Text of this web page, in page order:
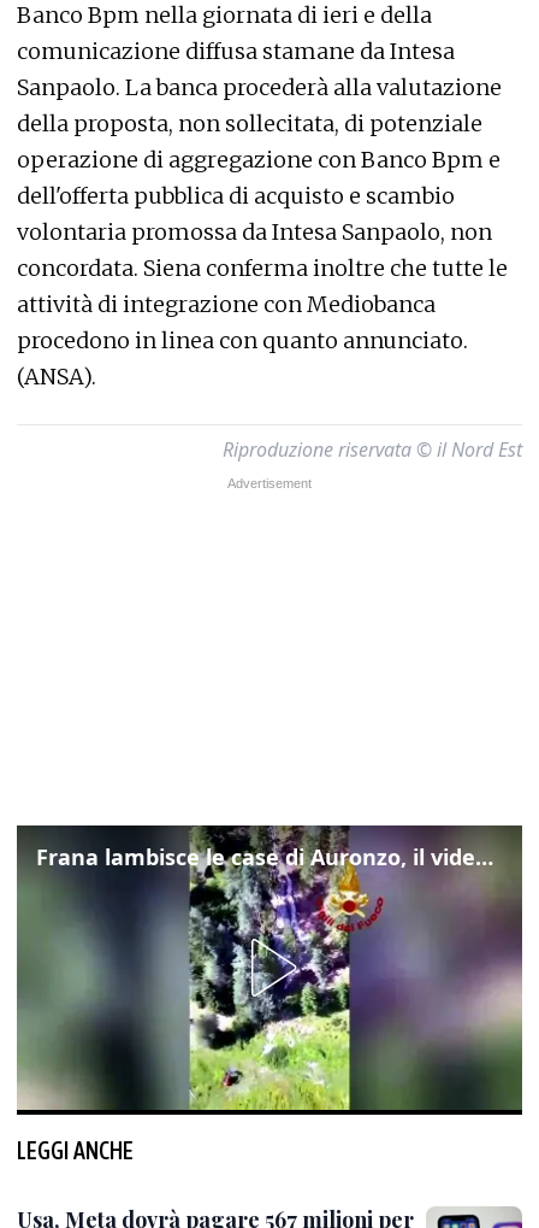
Banco Bpm nella giornata di ieri e della
comunicazione diffusa stamane da Intesa
Sanpaolo. La banca procederà alla valutazione
della proposta, non sollecitata, di potenziale
operazione di aggregazione con Banco Bpm e
dell'offerta pubblica di acquisto e scambio
volontaria promossa da Intesa Sanpaolo, non
concordata. Siena conferma inoltre che tutte le
attività di integrazione con Mediobanca
procedono in linea con quanto annunciato.
(ANSA).
Riproduzione riservata © il Nord Est
Frana lambisce le case di Auronzo, il video dall'elicottero dei vigili del fuoco
LEGGI ANCHE
Usa, Meta dovrà pagare 567 milioni per